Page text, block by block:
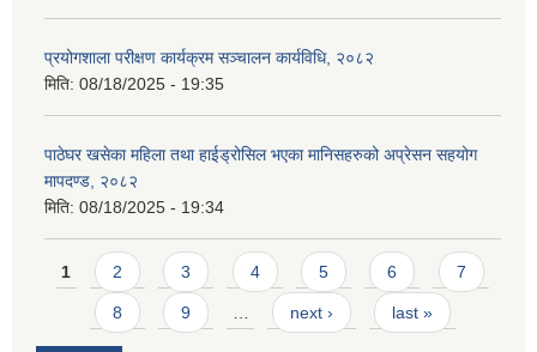
प्रयोगशाला परीक्षण कार्यक्रम सञ्चालन कार्यविधि, २०८२
मिति: 08/18/2025 - 19:35
पाठेघर खसेका महिला तथा हाईड्रोसिल भएका मानिसहरुको अप्रेसन सहयोग
मापदण्ड, २०८२
मिति: 08/18/2025 - 19:34
Pages
1 2 3 4 5 6 7
8 9 … next › last »